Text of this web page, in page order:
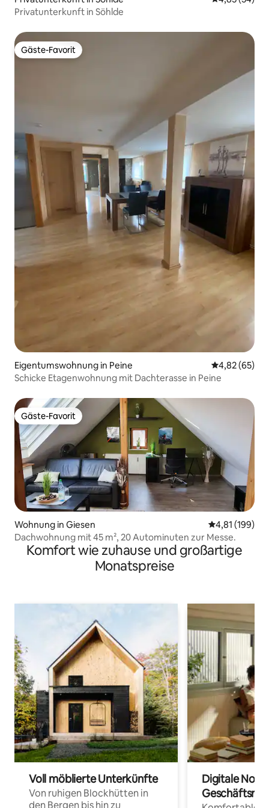
Privatunterkunft in Söhlde
Gäste-Favorit
Gäste-Favorit
Eigentumswohnung in Peine
4,82 (65)
Schicke Etagenwohnung mit Dachterasse in Peine
Gäste-Favorit
Gäste-Favorit
Wohnung in Giesen
4,81 (199)
Dachwohnung mit 45 m², 20 Autominuten zur Messe.
Komfort wie zuhause und großartige
Monatspreise
Voll möblierte Unterkünfte
Von ruhigen Blockhütten in
den Bergen bis hin zu
Digitale